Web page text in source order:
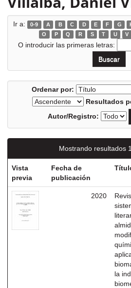
Ir a: 0-9 A B C D E F G
O
P Q R S T U V
O introducir las primeras letras:
Ordenar por:
Resultados
Autor/Registro:
Mostrando resultados
Vista
previa
Fecha de
publicación
2020
la